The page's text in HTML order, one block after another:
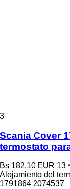
3
Scania Cover
termostato
Bs 182,10 EUR 13
Alojamiento del
1791864 2074537